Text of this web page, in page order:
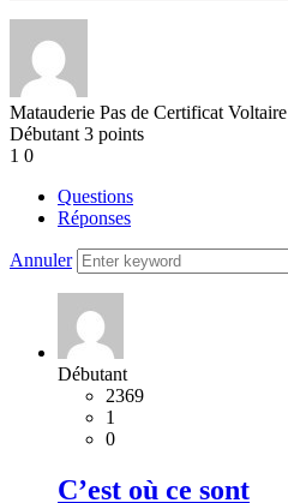
Matauderie Pas de Certificat Voltaire
Débutant 3 points
1 0
Questions
Réponses
Annuler
Débutant
2369
1
0
C’est où ce sont